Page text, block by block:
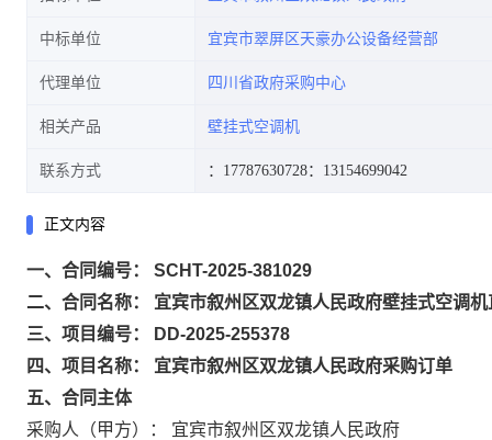
中标单位 宜宾市翠屏区天豪办公设备经营部
代理单位 四川省政府采购中心
相关产品 壁挂式空调机
联系方式 ：17787630728：13154699042
正文内容
一、合同编号： SCHT-2025-381029
二、合同名称： 宜宾市叙州区双龙镇人民政府壁挂式空调
三、项目编号： DD-2025-255378
四、项目名称： 宜宾市叙州区双龙镇人民政府采购订单
五、合同主体
采购人（甲方）： 宜宾市叙州区双龙镇人民政府